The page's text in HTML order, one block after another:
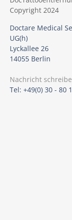
Doctare Medical
UG(h)
Lyckallee 26
14055 Berlin
Nachricht
Tel: +49(0) 30 - 80